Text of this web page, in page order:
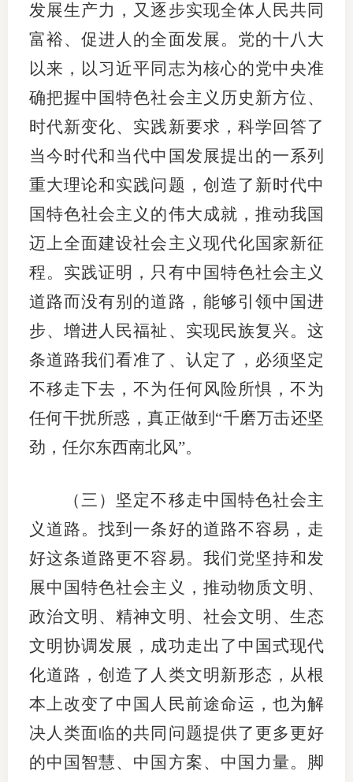
发展生产力，又逐步实现全体人民共同
富裕、促进人的全面发展。党的十八大
以来，以习近平同志为核心的党中央准
确把握中国特色社会主义历史新方位、
时代新变化、实践新要求，科学回答了
当今时代和当代中国发展提出的一系列
重大理论和实践问题，创造了新时代中
国特色社会主义的伟大成就，推动我国
迈上全面建设社会主义现代化国家新征
程。实践证明，只有中国特色社会主义
道路而没有别的道路，能够引领中国进
步、增进人民福祉、实现民族复兴。这
条道路我们看准了、认定了，必须坚定
不移走下去，不为任何风险所惧，不为
任何干扰所惑，真正做到“千磨万击还坚
劲，任尔东西南北风”。
（三）坚定不移走中国特色社会主
义道路。找到一条好的道路不容易，走
好这条道路更不容易。我们党坚持和发
展中国特色社会主义，推动物质文明、
政治文明、精神文明、社会文明、生态
文明协调发展，成功走出了中国式现代
化道路，创造了人类文明新形态，从根
本上改变了中国人民前途命运，也为解
决人类面临的共同问题提供了更多更好
的中国智慧、中国方案、中国力量。脚